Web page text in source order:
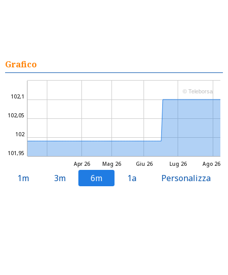
Grafico
Mag 26 Lug 26
Apr 26 Giu 26 Ago 26
101,95
102
102,05
102,1
© Teleborsa
1m 3m 6m 1a Personalizza